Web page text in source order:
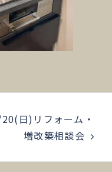
日)リフォーム・
増改築相談会